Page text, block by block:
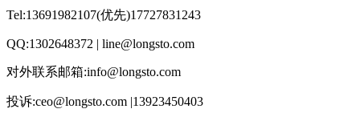
Tel:13691982107(优先)17727831243
QQ:1302648372 | line@longsto.com
对外联系邮箱:info@longsto.com
投诉:ceo@longsto.com |13923450403